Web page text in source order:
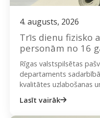
4. augusts, 2026
Trīs dienu fizisko
personām no 16
septembra
Rīgas valstspilsētas
departaments sadarbībā
kvalitātes uzlabošanas
nodarbībās “Trīs dienu
Lasīt vairāk